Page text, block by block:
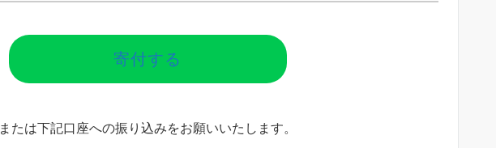
寄付する
または下記口座への振り込みをお願いいたします。